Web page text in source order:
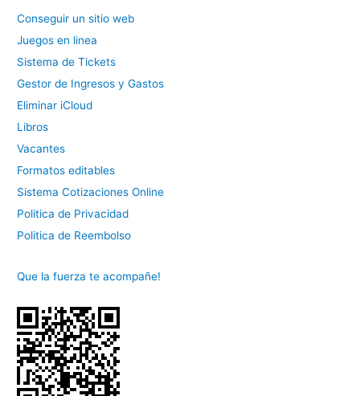
Conseguir un sitio web
Juegos en linea
Sistema de Tickets
Gestor de Ingresos y Gastos
Eliminar iCloud
Libros
Vacantes
Formatos editables
Sistema Cotizaciones Online
Politica de Privacidad
Politica de Reembolso
Que la fuerza te acompañe!